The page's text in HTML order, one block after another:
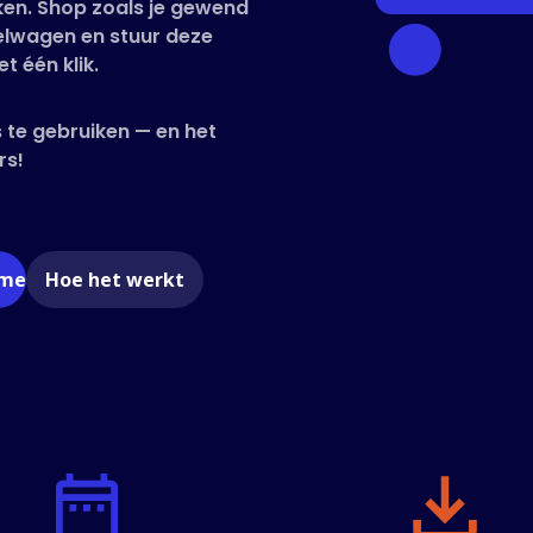
Shop zoals je gewend
en stuur deze
één klik.
te gebruiken — en het
Hoe het werkt